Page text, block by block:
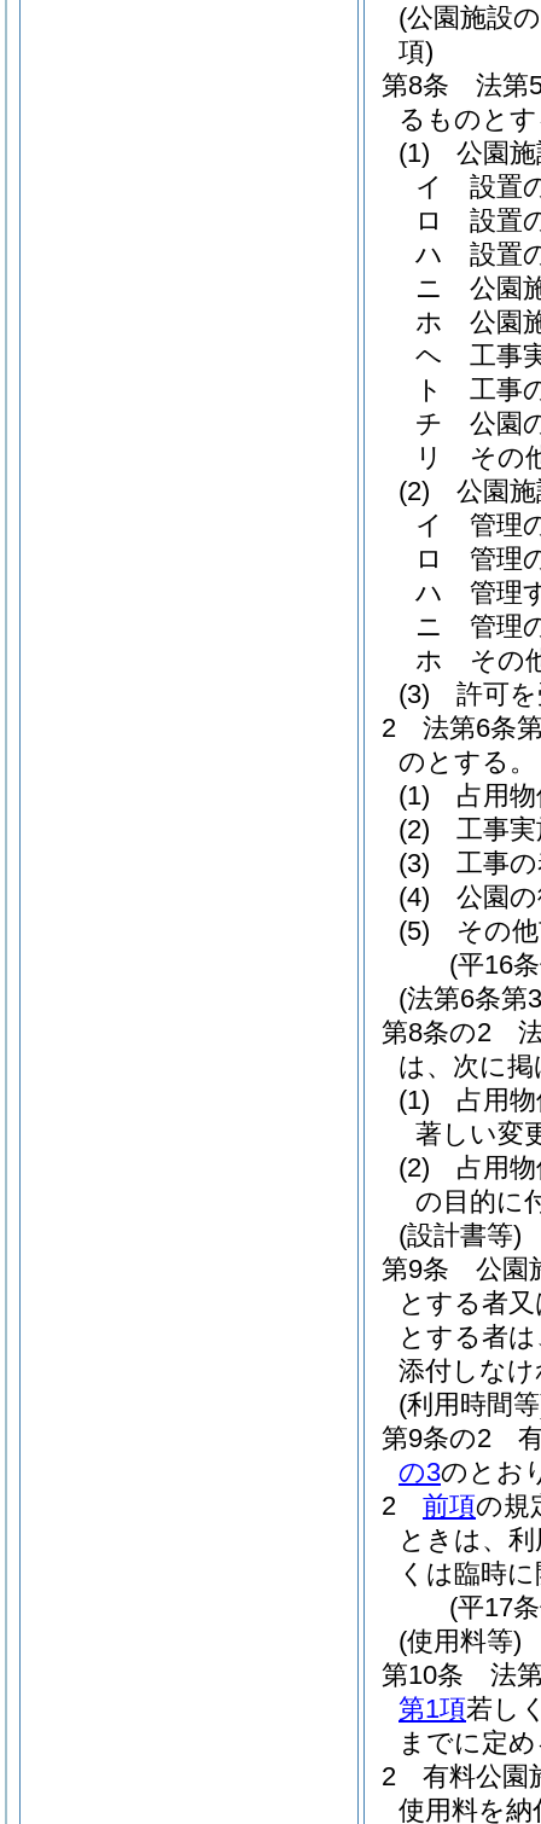
(公園施設
項)
第8条
法第
るものと
(1)
公園
イ
設置
ロ
設置
ハ
設置
ニ
公園
ホ
公園
ヘ
工事
ト
工事
チ
公園
リ
その
(2)
公園
イ
管理
ロ
管理
ハ
管理
ニ
管理
ホ
その
(3)
許可
2
法第6条
のとする。
(1)
占用
(2)
工事
(3)
工事
(4)
公園
(5)
その
(平16
(法第6条第
第8条の2
は、次に
(1)
占用
著しい変
(2)
占用
の目的に
(設計書等)
第9条
公園
とする者
とする者
添付しな
(利用時間
第9条の2
の3のとお
2
前項の規
ときは、
くは臨時
(平17
(使用料等)
第10条
法
第1項若し
までに定
2
有料公園
使用料を